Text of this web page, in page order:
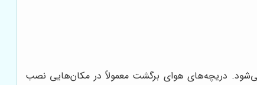
دریچه‌های هوای برگشت معمولاً در مکان‌هایی نصب